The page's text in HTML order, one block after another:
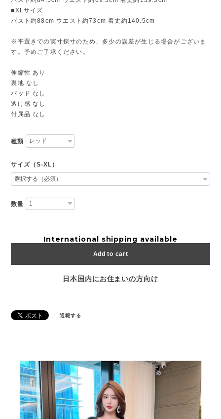
■XLサイズ
バスト約88cm ウエスト約73cm 着丈約140.5cm
※平置きでの実寸採寸のため、多少の誤差が生じる場合がございま
す。予めご了承ください。
伸縮性 あり
裏地 なし
パッド なし
透け感 なし
付属品 なし
種類
サイズ（S-XL）
数量
International shipping available
Add to cart
日本国内にお住まいの方向け
通報する